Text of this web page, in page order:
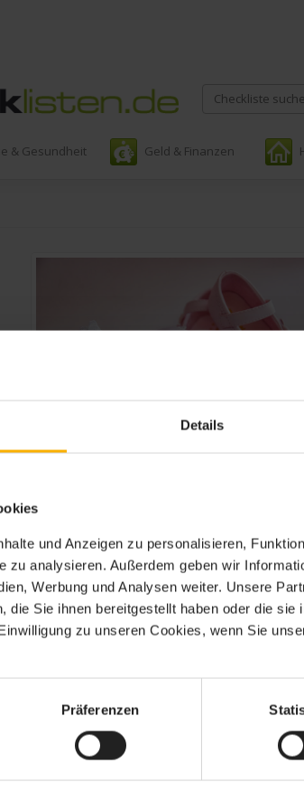
Details
und Anzeigen zu personalisieren,
zu analysieren. Außerdem geben wir
Werbung und Analysen weiter. Unsere
die Sie ihnen bereitgestellt haben oder die
zu unseren Cookies, wenn Sie
Präferenzen
& Gesundheit Geld & Finanzen
auf einige Seiten im Netz, welche
etwas größeren Täufling ein liebevolles
auch viele hilfreiche
diese Checkliste Eltern und Paten bei Ihren
von vielen Dingen.
Zeremonie der Babytaufe oder älterer Täufling
werden für alle auf ein Minimum verringert.